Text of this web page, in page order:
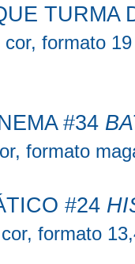
TURMA
formato
#34
formato
#24
formato